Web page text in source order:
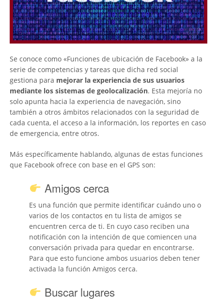
Se conoce como «Funciones de ubicación de Facebook» a la
serie de competencias y tareas que dicha red social
gestiona para mejorar la experiencia de sus usuarios
mediante los sistemas de geolocalización. Esta mejoría no
solo apunta hacia la experiencia de navegación, sino
también a otros ámbitos relacionados con la seguridad de
cada cuenta, el acceso a la información, los reportes en caso
de emergencia, entre otros.
Más específicamente hablando, algunas de estas funciones
que Facebook ofrece con base en el GPS son:
Amigos cerca
Es una función que permite identificar cuándo uno o
varios de los contactos en tu lista de amigos se
encuentren cerca de ti. En cuyo caso reciben una
notificación con la intención de que comiencen una
conversación privada para quedar en encontrarse.
Para que esto funcione ambos usuarios deben tener
activada la función Amigos cerca.
Buscar lugares